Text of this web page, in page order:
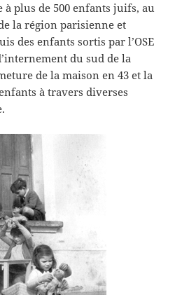
plus de 500 enfants juifs, au
la région parisienne et
des enfants sortis par l’OSE
du sud de la
de la maison en 43 et la
à travers diverses